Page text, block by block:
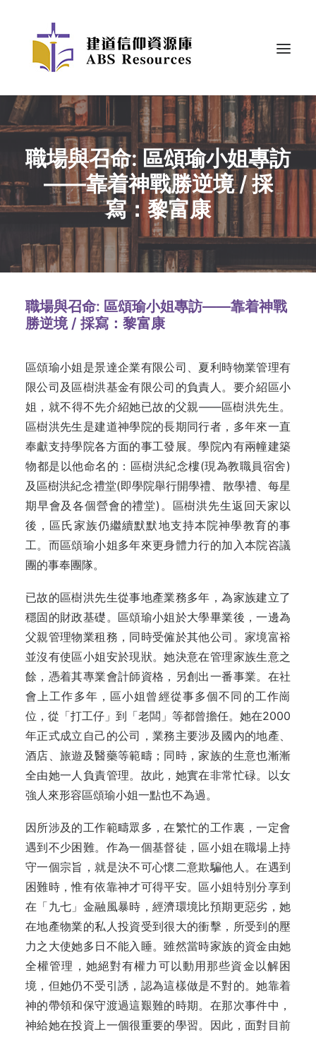
職場與召命: 區頌瑜小姐專訪
——靠着神戰勝逆境 / 採
寫：黎富康
職場與召命: 區頌瑜小姐專訪——靠着神戰
勝逆境 / 採寫：黎富康
區頌瑜小姐是景達企業有限公司、夏利時物業管理有
限公司及區樹洪基金有限公司的負責人。要介紹區小
姐，就不得不先介紹她已故的父親——區樹洪先生。
區樹洪先生是建道神學院的長期同行者，多年來一直
奉獻支持學院各方面的事工發展。學院內有兩幢建築
物都是以他命名的：區樹洪紀念樓(現為教職員宿舍)
及區樹洪紀念禮堂(即學院舉行開學禮、散學禮、每星
期早會及各個營會的禮堂)。區樹洪先生返回天家以
後，區氏家族仍繼續默默地支持本院神學教育的事
工。而區頌瑜小姐多年來更身體力行的加入本院咨議
團的事奉團隊。
已故的區樹洪先生從事地產業務多年，為家族建立了
穩固的財政基礎。區頌瑜小姐於大學畢業後，一邊為
父親管理物業租務，同時受僱於其他公司。家境富裕
並沒有使區小姐安於現狀。她決意在管理家族生意之
餘，憑着其專業會計師資格，另創出一番事業。在社
會上工作多年，區小姐曾經從事多個不同的工作崗
位，從「打工仔」到「老闆」等都曾擔任。她在2000
年正式成立自己的公司，業務主要涉及國內的地產、
酒店、旅遊及醫藥等範疇；同時，家族的生意也漸漸
全由她一人負責管理。故此，她實在非常忙碌。以女
強人來形容區頌瑜小姐一點也不為過。
因所涉及的工作範疇眾多，在繁忙的工作裏，一定會
遇到不少困難。作為一個基督徒，區小姐在職場上持
守一個宗旨，就是決不可心懷二意欺騙他人。在遇到
困難時，惟有依靠神才可得平安。區小姐特別分享到
在「九七」金融風暴時，經濟環境比預期更惡劣，她
在地產物業的私人投資受到很大的衝擊，所受到的壓
力之大使她多日不能入睡。雖然當時家族的資金由她
全權管理，她絕對有權力可以動用那些資金以解困
境，但她仍不受引誘，認為這樣做是不對的。她靠着
神的帶領和保守渡過這艱難的時期。在那次事件中，
神給她在投資上一個很重要的學習。因此，面對目前